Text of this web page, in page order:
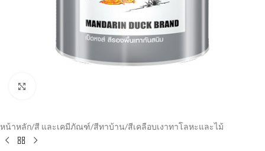
หน้าหลัก/สี และเคมีภัณฑ์/สีทาบ้าน/สีเคลือบเงาทาโลหะและไม้